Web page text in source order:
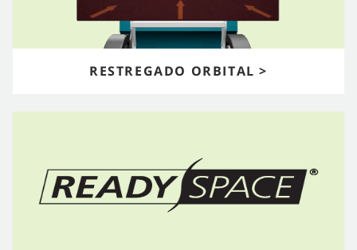
RESTREGADO ORBITAL >